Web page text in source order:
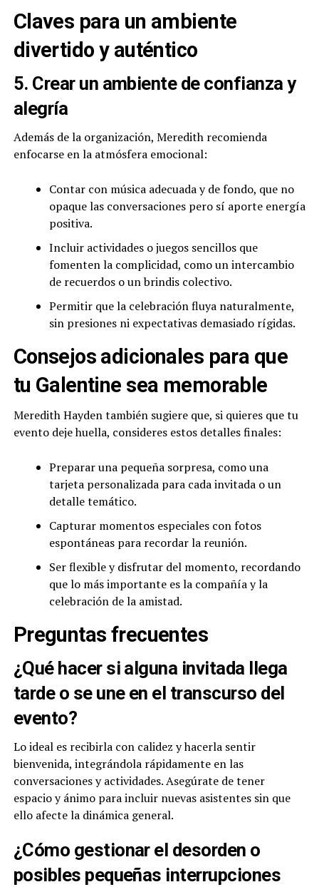
Claves para un ambiente
divertido y auténtico
5. Crear un ambiente de confianza y
alegría
Además de la organización, Meredith recomienda
enfocarse en la atmósfera emocional:
Contar con música adecuada y de fondo, que no
opaque las conversaciones pero sí aporte energía
positiva.
Incluir actividades o juegos sencillos que
fomenten la complicidad, como un intercambio
de recuerdos o un brindis colectivo.
Permitir que la celebración fluya naturalmente,
sin presiones ni expectativas demasiado rígidas.
Consejos adicionales para que
tu Galentine sea memorable
Meredith Hayden también sugiere que, si quieres que tu
evento deje huella, consideres estos detalles finales:
Preparar una pequeña sorpresa, como una
tarjeta personalizada para cada invitada o un
detalle temático.
Capturar momentos especiales con fotos
espontáneas para recordar la reunión.
Ser flexible y disfrutar del momento, recordando
que lo más importante es la compañía y la
celebración de la amistad.
Preguntas frecuentes
¿Qué hacer si alguna invitada llega
tarde o se une en el transcurso del
evento?
Lo ideal es recibirla con calidez y hacerla sentir
bienvenida, integrándola rápidamente en las
conversaciones y actividades. Asegúrate de tener
espacio y ánimo para incluir nuevas asistentes sin que
ello afecte la dinámica general.
¿Cómo gestionar el desorden o
posibles pequeñas interrupciones